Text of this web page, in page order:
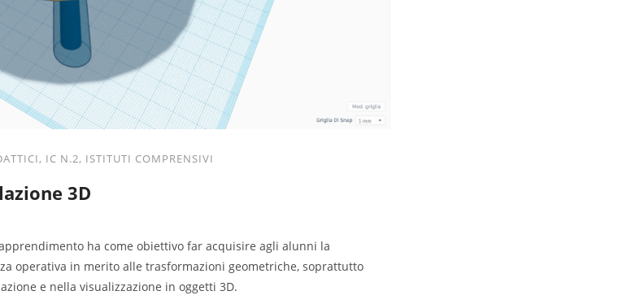
, IC N.2, ISTITUTI COMPRENSIVI
3D
ha come obiettivo far acquisire agli alunni la
operativa in merito alle trasformazioni geometriche, soprattutto
e nella visualizzazione in oggetti 3D.